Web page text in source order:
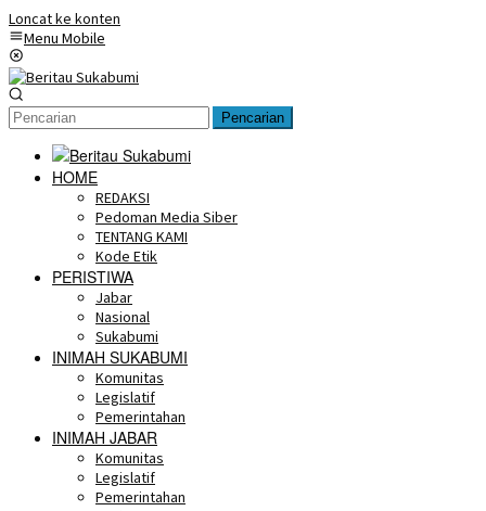
Loncat ke konten
Menu Mobile
Pencarian
HOME
REDAKSI
Pedoman Media Siber
TENTANG KAMI
Kode Etik
PERISTIWA
Jabar
Nasional
Sukabumi
INIMAH SUKABUMI
Komunitas
Legislatif
Pemerintahan
INIMAH JABAR
Komunitas
Legislatif
Pemerintahan